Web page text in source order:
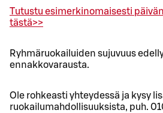
Tutustu esimerkinomaisesti
tästä>>
Ryhmäruokailuiden sujuvuus
ennakkovarausta.
Ole rohkeasti yhteydessä ja kysy
ruokailumahdollisuuksista, puh.